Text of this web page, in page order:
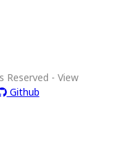
Reserved - View
Github